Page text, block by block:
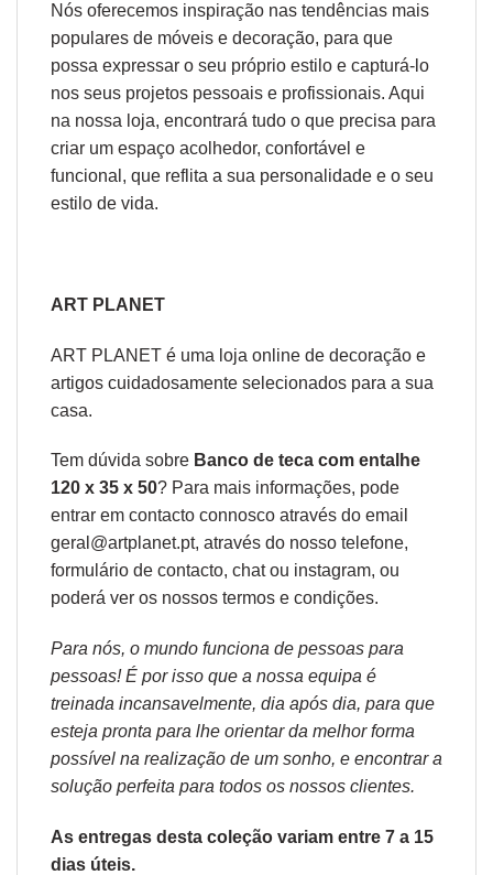
Nós oferecemos inspiração nas tendências mais
populares de móveis e decoração, para que
possa expressar o seu próprio estilo e capturá-lo
nos seus projetos pessoais e profissionais. Aqui
na nossa loja, encontrará tudo o que precisa para
criar um espaço acolhedor, confortável e
funcional, que reflita a sua personalidade e o seu
estilo de vida.
ART PLANET
ART PLANET é uma loja online de decoração e
artigos cuidadosamente selecionados para a sua
casa.
Tem dúvida sobre Banco de teca com entalhe
120 x 35 x 50? Para mais informações, pode
entrar em contacto connosco através do email
geral@artplanet.pt, através do nosso telefone,
formulário de contacto, chat ou instagram, ou
poderá ver os nossos termos e condições.
Para nós, o mundo funciona de pessoas para
pessoas! É por isso que a nossa equipa é
treinada incansavelmente, dia após dia, para que
esteja pronta para lhe orientar da melhor forma
possível na realização de um sonho, e encontrar a
solução perfeita para todos os nossos clientes.
As entregas desta coleção variam entre 7 a 15
dias úteis.